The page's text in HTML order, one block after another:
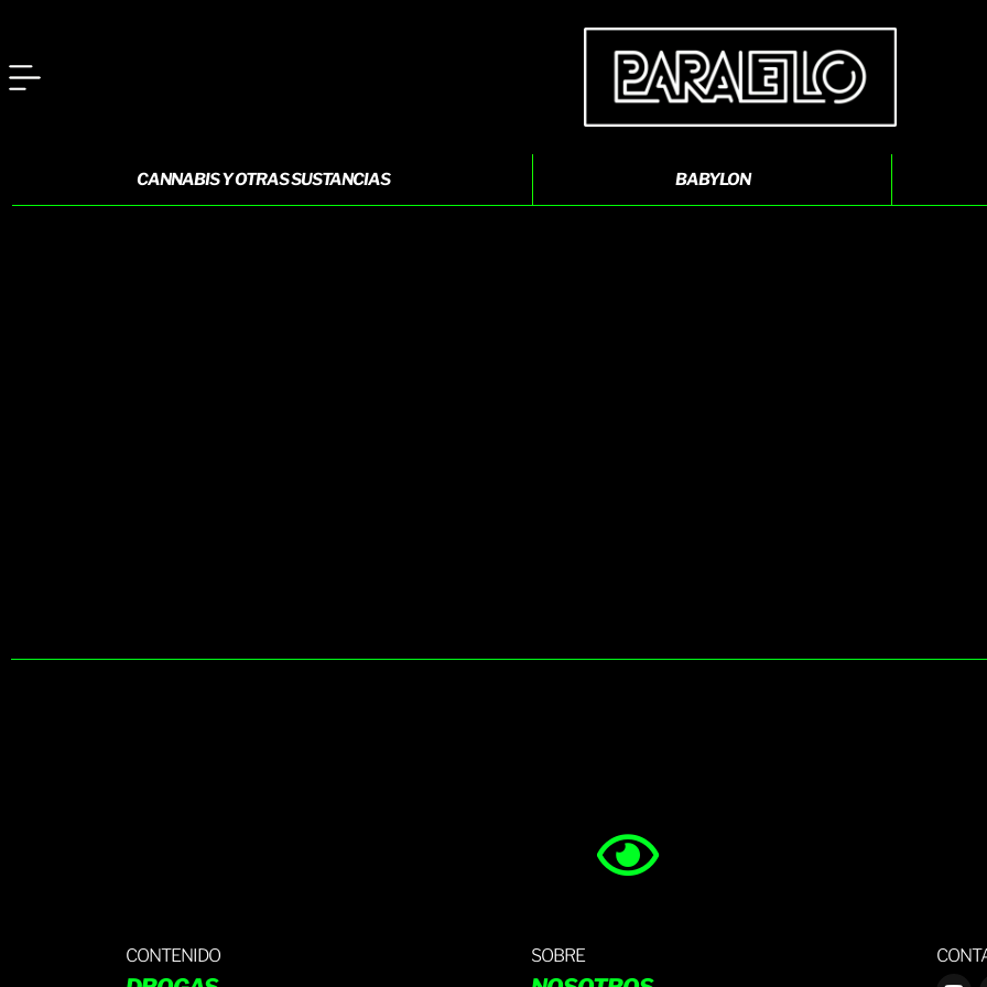
CANNABIS Y OTRAS SUSTANCIAS BABYLON
CONTENIDO SOBRE